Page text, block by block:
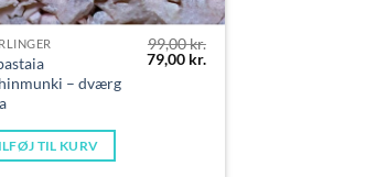
– dværg
99,00kr.
Den
oprindelige
79,00 kr.
TIL KURV